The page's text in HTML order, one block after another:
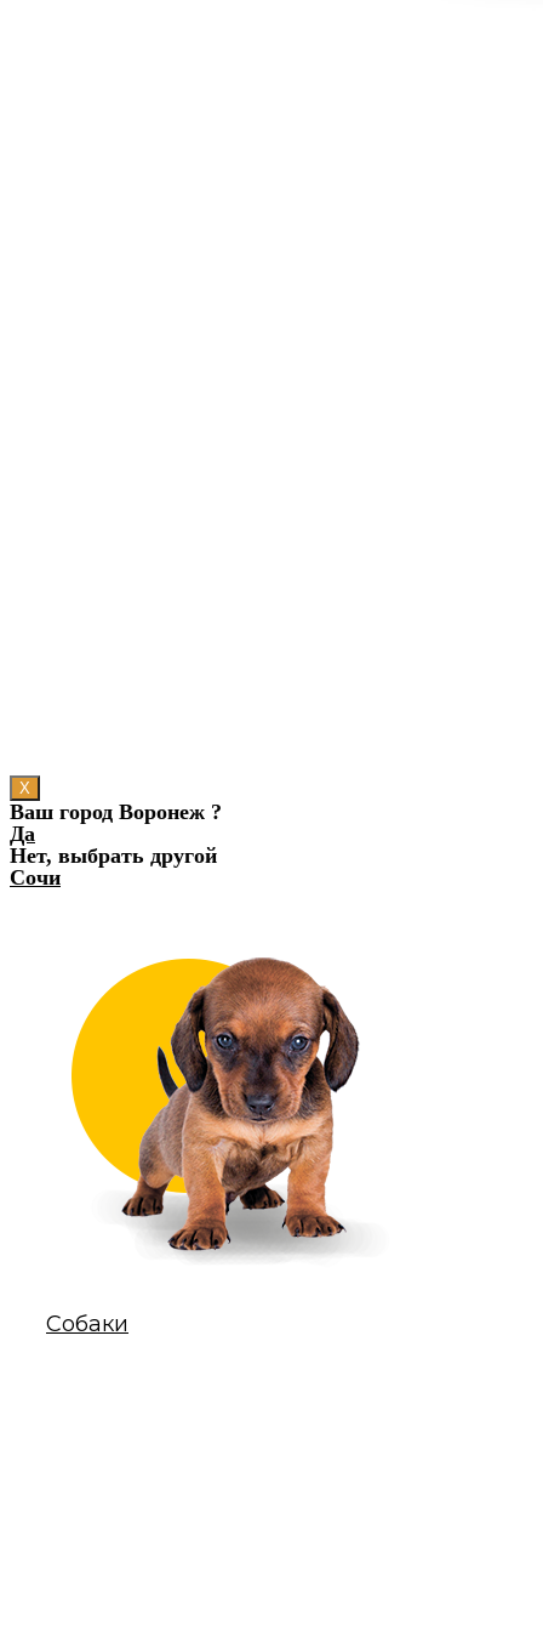
X
Ваш город Воронеж ?
Да
Нет, выбрать другой
Сочи
Собаки